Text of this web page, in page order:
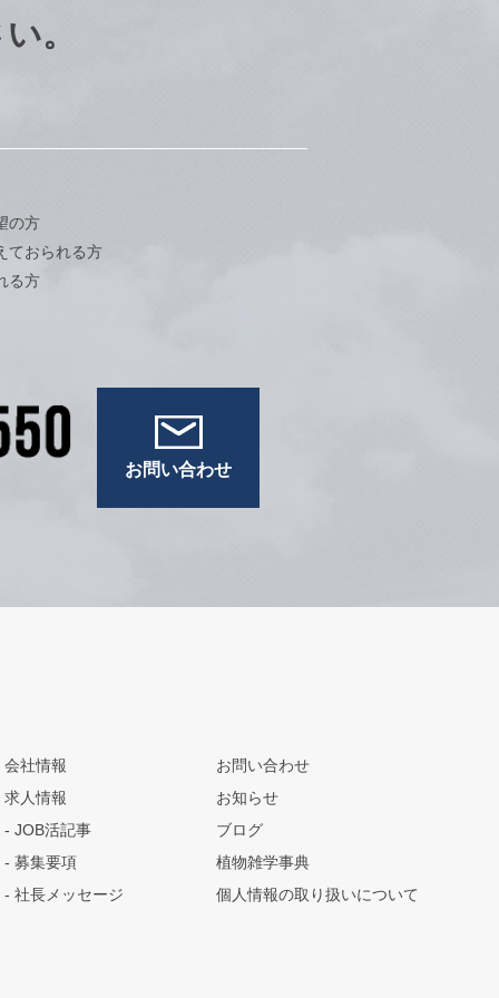
。
の方
ておられる方
る方
お問い合わせ
会社情報
求人情報
JOB活記事
募集要項
社長メッセージ
お問い合わせ
お知らせ
ブログ
植物雑学事典
個人情報の取り扱いについて